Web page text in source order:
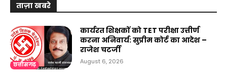
ताज़ा खबरे
छत्तीसगढ़
कार्यरत शिक्षकों को TET परीक्षा उत्तीर्ण
करना अनिवार्य: सुप्रीम कोर्ट का आदेश –
राजेश चटर्जी
August 6, 2026